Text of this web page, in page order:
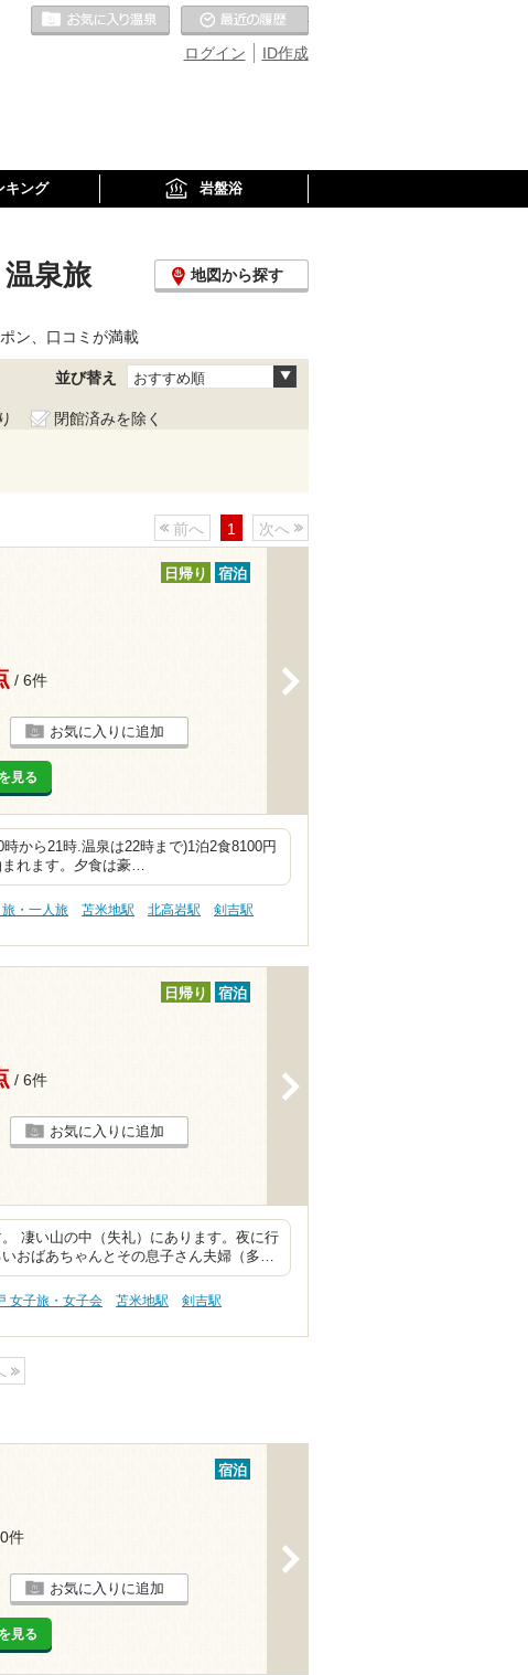
ID作成
ログイン
お気に入りの温泉
キング 岩盤浴
泉旅
地図から探す
ン、口コミが満載
並び替え おすすめ順
閉館済みを除く
前へ 1 次へ
日帰り 宿泊
/ 6件
お気に入りに追加
見る
から21時.温泉は22時まで)1泊2食8100円
まれます。夕食は豪…
・一人旅 苫米地駅 北高岩駅
剣吉駅
日帰り 宿泊
/ 6件
お気に入りに追加
凄い山の中（失礼）にあります。夜に行
おばあちゃんとその息子さん夫婦（多…
女子旅・女子会 苫米地駅
剣吉駅
宿泊
件
お気に入りに追加
見る